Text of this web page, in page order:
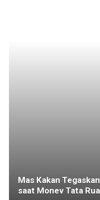
Mas Kakan
saat Monev Tata